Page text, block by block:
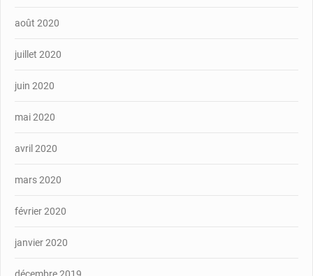
août 2020
juillet 2020
juin 2020
mai 2020
avril 2020
mars 2020
février 2020
janvier 2020
décembre 2019